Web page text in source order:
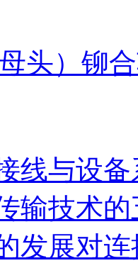
头）铆
线与设
输技术
发展对